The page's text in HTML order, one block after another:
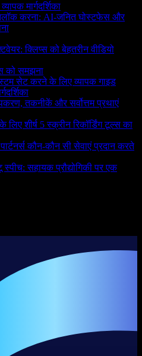
मार्गदर्शिका
करना: AI-जनित घोस्टफेस और
क्लिप्स को बेहतरीन वीडियो
को समझना
सेट करने के लिए व्यापक गाइड
तकनीकें और सर्वोत्तम प्रथाएं
लिए शीर्ष 5 स्क्रीन रिकॉर्डिंग टूल्स का
कौन-कौन सी सेवाएं प्रदान करते
सहायक प्रौद्योगिकी पर एक